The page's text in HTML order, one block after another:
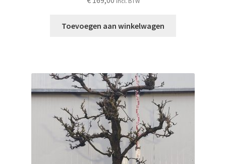
Toevoegen aan winkelwagen